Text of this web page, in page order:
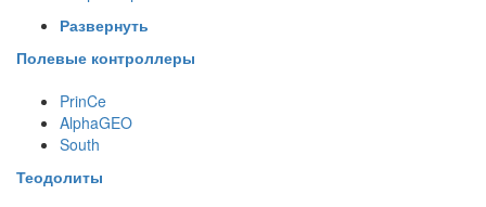
Развернуть
Полевые контроллеры
PrinCe
AlphaGEO
South
Теодолиты